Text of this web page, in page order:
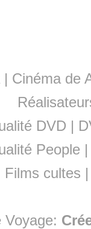
| Cinéma de
DVD |
People
Films cultes
Voyage: